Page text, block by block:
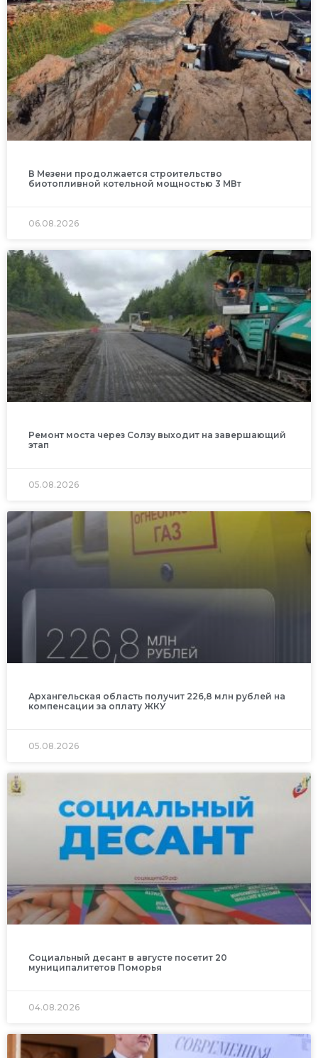
В Мезени продолжается строительство
биотопливной котельной мощностью 3 МВт
06.08.2026
Ремонт моста через Солзу выходит на завершающий
этап
05.08.2026
Архангельская область получит 226,8 млн рублей на
компенсации за оплату ЖКУ
05.08.2026
Социальный десант в августе посетит 20
муниципалитетов Поморья
04.08.2026